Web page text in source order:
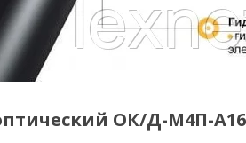
ОК/Д-М4П-